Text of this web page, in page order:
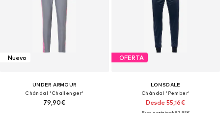
Nuevo
UNDER ARMOUR
Chándal 'Challenger'
79,90€
OFERTA
LONSDALE
Chándal 'Pember'
Desde 55,16€